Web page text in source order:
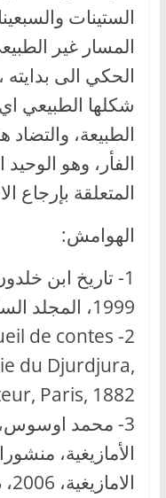
الستينات
المسار غير
الحكي الى
شكلها الطبيعي
الطبيعة،
الفأر، وهو
المتعلقة بإرجاع
الهوامش:
1- تاريخ ابن
1999، المجلد السادس، ص175.
de contes
du Djurdjura,
Paris, 1882.
3- محمد اوسوس،
الأمازيغية،